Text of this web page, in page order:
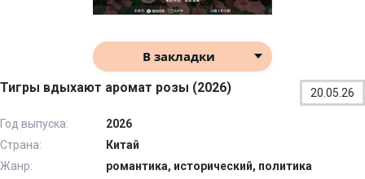
В закладки
Тигры вдыхают аромат розы (2026) 20.05.26
Год выпуска:
2026
Страна:
Китай
Жанр:
романтика, исторический, политика